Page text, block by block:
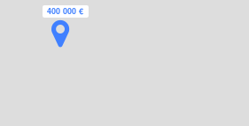
400 000 €